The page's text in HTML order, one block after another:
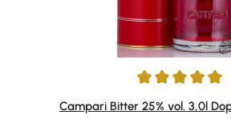
Average rating of 5 out of 5 stars
Campari Bitter 25% vol. 3,0l